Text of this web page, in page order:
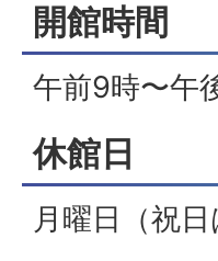
開館時間
午前9時〜午
休館日
月曜日（祝